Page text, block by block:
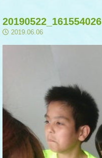
20190522_161554026
2019.06.06